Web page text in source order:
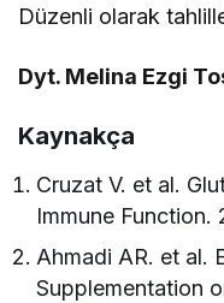
Düzenli olarak
Dyt. Melina Ezgi
Kaynakça
Cruzat V. et al.
Immune Function.
Ahmadi AR. et al.
Supplementation